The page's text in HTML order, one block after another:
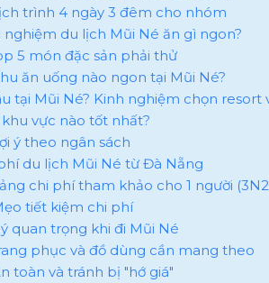
trình 4 ngày 3 đêm cho nhóm
nghiệm du lịch Mũi Né ăn gì ngon?
5 món đặc sản phải thử
ăn uống nào ngon tại Mũi Né?
tại Mũi Né? Kinh nghiệm chọn resort
khu vực nào tốt nhất?
ý theo ngân sách
du lịch Mũi Né từ Đà Nẵng
chi phí tham khảo cho 1 người
tiết kiệm chi phí
quan trọng khi đi Mũi Né
phục và đồ dùng cần mang theo
toàn và tránh bị "hớ giá"